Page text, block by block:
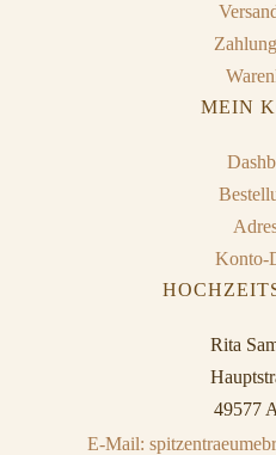
MEIN
Konto-
Rita
49577
E-Mail: